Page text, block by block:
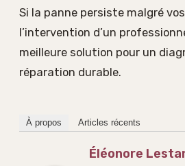
Si la panne persiste malgré
l’intervention d’un
meilleure solution pour un
réparation durable.
À propos Articles récents
Éléonore